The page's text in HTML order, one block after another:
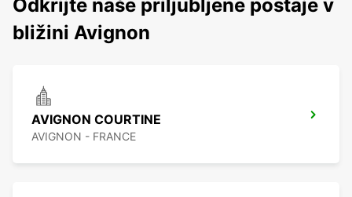
Odkrijte naše priljubljene postaje v
bližini Avignon
AVIGNON COURTINE
AVIGNON - FRANCE